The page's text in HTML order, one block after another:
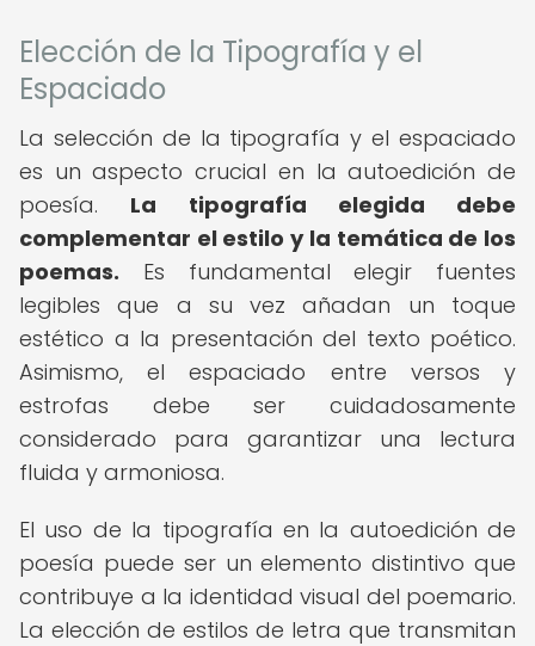
Elección de la Tipografía y el
Espaciado
La selección de la tipografía y el espaciado
es un aspecto crucial en la autoedición de
poesía. La tipografía elegida debe
complementar el estilo y la temática de los
poemas. Es fundamental elegir fuentes
legibles que a su vez añadan un toque
estético a la presentación del texto poético.
Asimismo, el espaciado entre versos y
estrofas debe ser cuidadosamente
considerado para garantizar una lectura
fluida y armoniosa.
El uso de la tipografía en la autoedición de
poesía puede ser un elemento distintivo que
contribuye a la identidad visual del poemario.
La elección de estilos de letra que transmitan